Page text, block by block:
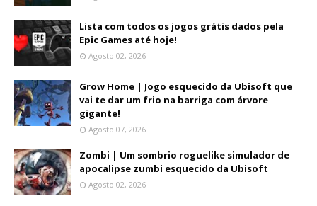
Lista com todos os jogos grátis dados pela
Epic Games até hoje!
Agosto 02, 2026
Grow Home | Jogo esquecido da Ubisoft que
vai te dar um frio na barriga com árvore
gigante!
Agosto 07, 2026
Zombi | Um sombrio roguelike simulador de
apocalipse zumbi esquecido da Ubisoft
Agosto 02, 2026